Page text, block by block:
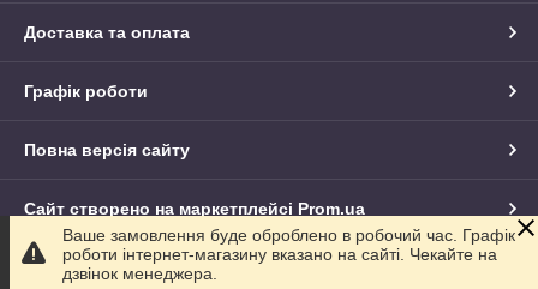
Доставка та оплата
Графік роботи
Повна версія сайту
Сайт створено на маркетплейсі Prom.ua
Політика конфіденційності
Ваше замовлення буде оброблено в робочий час. Графік
роботи інтернет-магазину вказано на сайті. Чекайте на
дзвінок менеджера.